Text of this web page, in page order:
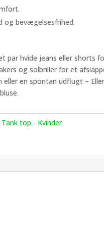
og bevægelsesfrihed.
par hvide jeans eller shorts
og solbriller for et
en spontan udflugt –
Tank top - Kvinder